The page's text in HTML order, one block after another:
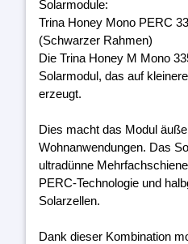
Solarmodule:
Trina Honey Mono PERC
(Schwarzer Rahmen)
Die Trina Honey M Mono
Solarmodul, das auf
erzeugt.
Dies macht das Modul
Wohnanwendungen. Das
ultradünne
PERC-Technologie und
Solarzellen.
Dank dieser Kombination